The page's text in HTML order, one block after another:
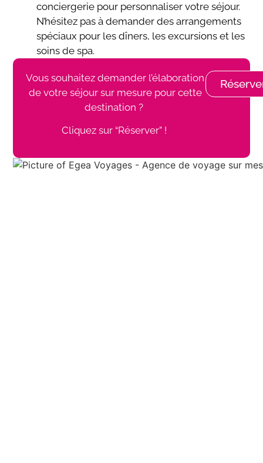
conciergerie pour personnaliser votre séjour.
N’hésitez pas à demander des arrangements
spéciaux pour les dîners, les excursions et les
soins de spa.
Vous souhaitez demander l’élaboration
de votre séjour sur mesure pour cette
destination ?
Cliquez sur “Réserver” !